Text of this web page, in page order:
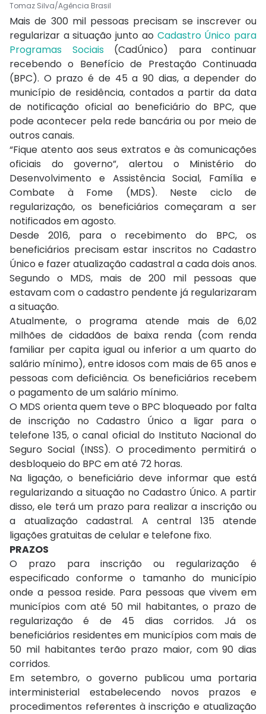
Tomaz Silva/Agência Brasil
Mais de 300 mil pessoas precisam se inscrever ou
regularizar a situação junto ao Cadastro Único para
Programas Sociais(CadÚnico) para continuar
recebendo o Benefício de Prestação Continuada
(BPC). O prazo é de 45 a 90 dias, a depender do
município de residência, contados a partir da data
de notificação oficial ao beneficiário do BPC, que
pode acontecer pela rede bancária ou por meio de
outros canais.
“Fique atento aos seus extratos e às comunicações
oficiais do governo”, alertou o Ministério do
Desenvolvimento e Assistência Social, Família e
Combate à Fome (MDS). Neste ciclo de
regularização, os beneficiários começaram a ser
notificados em agosto.
Desde 2016, para o recebimento do BPC, os
beneficiários precisam estar inscritos no Cadastro
Único e fazer atualização cadastral a cada dois anos.
Segundo o MDS, mais de 200 mil pessoas que
estavam com o cadastro pendente já regularizaram
a situação.
Atualmente, o programa atende mais de 6,02
milhões de cidadãos de baixa renda (com renda
familiar per capita igual ou inferior a um quarto do
salário mínimo), entre idosos com mais de 65 anos e
pessoas com deficiência. Os beneficiários recebem
o pagamento de um salário mínimo.
O MDS orienta quem teve o BPC bloqueado por falta
de inscrição no Cadastro Único a ligar para o
telefone 135, o canal oficial do Instituto Nacional do
Seguro Social (INSS). O procedimento permitirá o
desbloqueio do BPC em até 72 horas.
Na ligação, o beneficiário deve informar que está
regularizando a situação no Cadastro Único. A partir
disso, ele terá um prazo para realizar a inscrição ou
a atualização cadastral. A central 135 atende
ligações gratuitas de celular e telefone fixo.
PRAZOS
O prazo para inscrição ou regularização é
especificado conforme o tamanho do município
onde a pessoa reside. Para pessoas que vivem em
municípios com até 50 mil habitantes, o prazo de
regularização é de 45 dias corridos. Já os
beneficiários residentes em municípios com mais de
50 mil habitantes terão prazo maior, com 90 dias
corridos.
Em setembro, o governo publicou uma portaria
interministerial estabelecendo novos prazos e
procedimentos referentes à inscrição e atualização